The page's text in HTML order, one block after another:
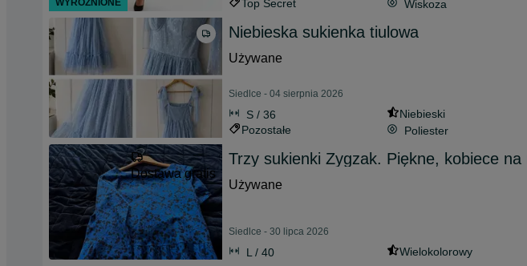
Top Secret
Wiskoza
Niebieska sukienka tiulowa
Używane
Siedlce - 04 sierpnia 2026
S / 36
Niebieski
Pozostałe
Poliester
Dostawa gratis
Trzy sukienki Zygzak. Piękne, kobiece na
Używane
Siedlce - 30 lipca 2026
L / 40 Wielokolorowy
WYRÓŻNIONE